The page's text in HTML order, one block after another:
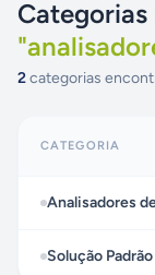
Categorias
"
2categorias
CATEGORIA
Analisadores
Solução